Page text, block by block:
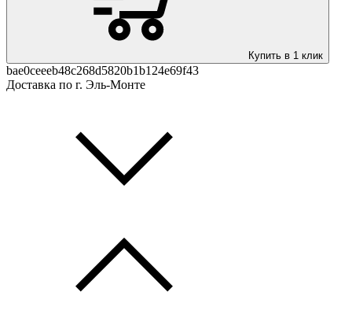
Купить в 1 клик
bae0ceeeb48c268d5820b1b124e69f43
Доставка по г. Эль-Монте